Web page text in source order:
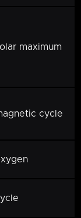
maximum
cycle